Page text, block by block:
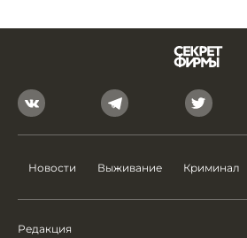
Новости Выживание Криминал
Редакция